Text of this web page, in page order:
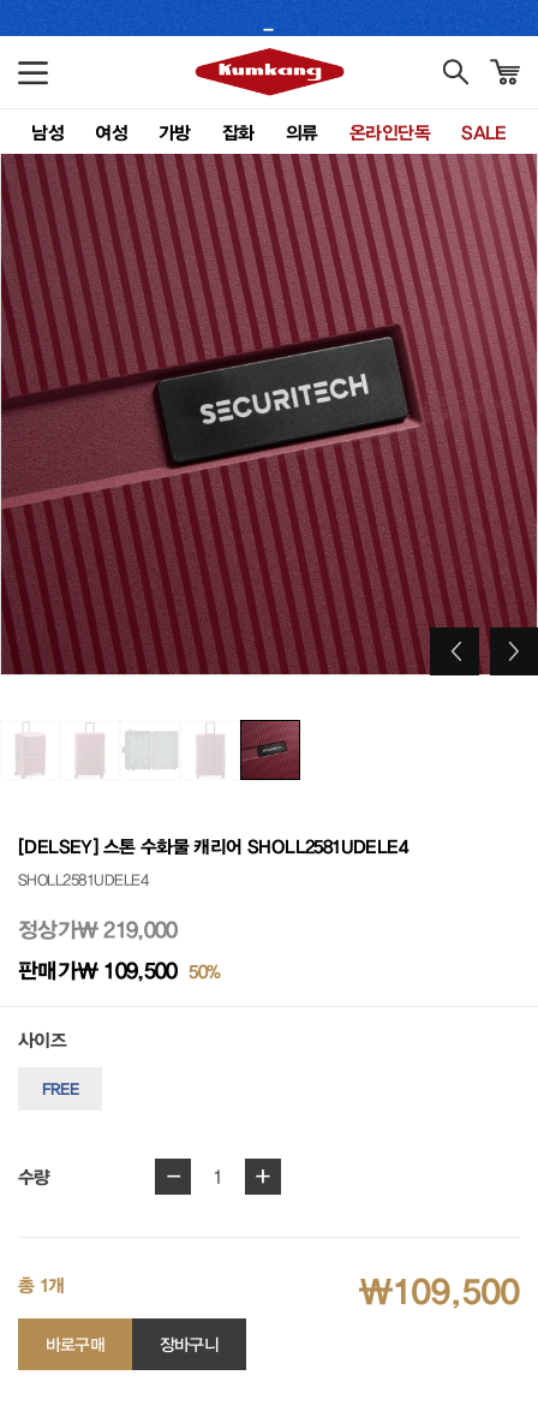
남성 여성 가방 잡화 의류 온라인단독 SALE
[DELSEY] 스톤 수화물 캐리어 SHOLL2581UDELE4
SHOLL2581UDELE4
정상가₩ 219,000
판매가₩ 109,500 50%
사이즈
FREE
수량 - 1 +
총 1개 ₩109,500
바로구매 장바구니